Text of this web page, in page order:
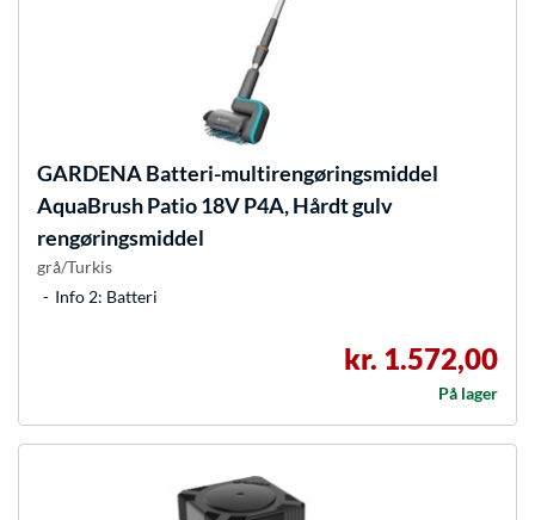
GARDENABatteri-multirengøringsmiddel
AquaBrush Patio 18V P4A, Hårdt gulv
rengøringsmiddel
grå/Turkis
Info 2: Batteri
kr. 1.572,00
På lager